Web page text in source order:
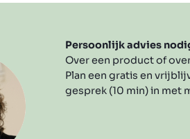
Persoonlijk advies
Over een product of
Plan een gratis en
gesprek (10 min) in met